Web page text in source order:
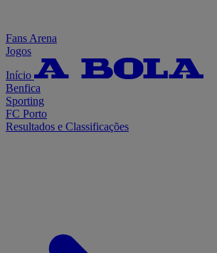
Fans Arena
Jogos
Início
Benfica
Sporting
FC Porto
Resultados e Classificações